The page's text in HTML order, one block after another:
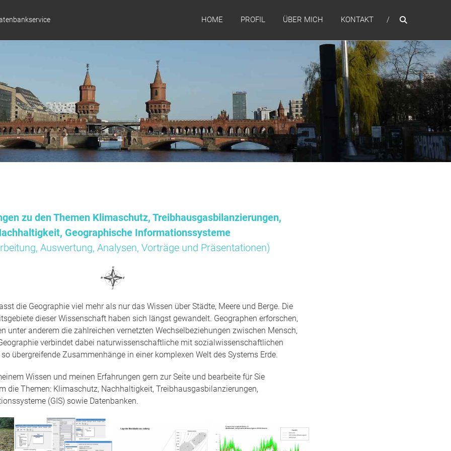
HOME PROFIL ÜBER MICH KONTAKT
zu den Themen Klimaschutz, Treibhausgasbilanzierungen,
Geographische Informationssysteme
Auswertung, Analysen, Vorträge und Präsentationen)
die Geographie viel mehr als nur das Wissen über Städte, Meere und Berge. Die
dieser Wissenschaft haben sich längst gewandelt. Geographen erforschen,
unter anderem die zahlreichen vernetzten Wechselbeziehungen zwischen Mensch,
verbindet dabei naturwissenschaftliche mit sozialwissenschaftlichen
übergreifende Zusammenhänge in einer komplexen Welt des Systems Erde.
Wissen und meinen Erfahrungen gern zur Seite und bearbeite für Sie
die Themen: Klimaschutz, Nachhaltigkeit, Treibhausgasbilanzierungen,
(GIS) sowie Datenbanken.